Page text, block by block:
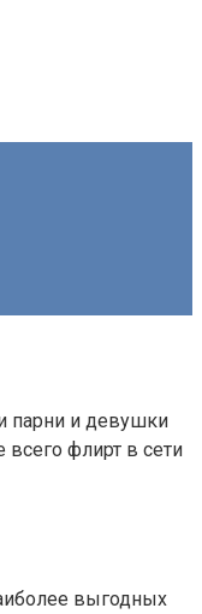
парни и девушки
всего флирт в сети
выгодных